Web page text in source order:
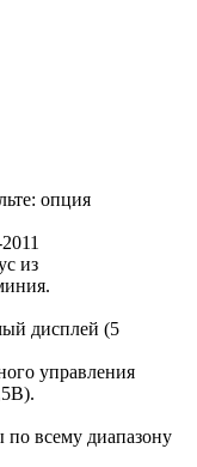
опция
из
дисплей (5
управления
всему диапазону